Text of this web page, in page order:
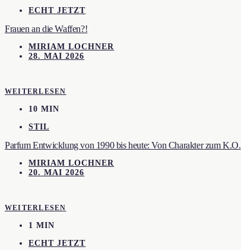
ECHT JETZT
Frauen an die Waffen?!
MIRIAM LOCHNER
28. MAI 2026
WEITERLESEN
10 MIN
STIL
Parfum Entwicklung von 1990 bis heute: Von Charakter zum K.O.
MIRIAM LOCHNER
20. MAI 2026
WEITERLESEN
1 MIN
ECHT JETZT